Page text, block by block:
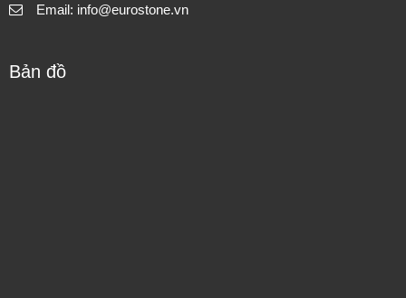
Email: info@eurostone.vn
Bản đồ